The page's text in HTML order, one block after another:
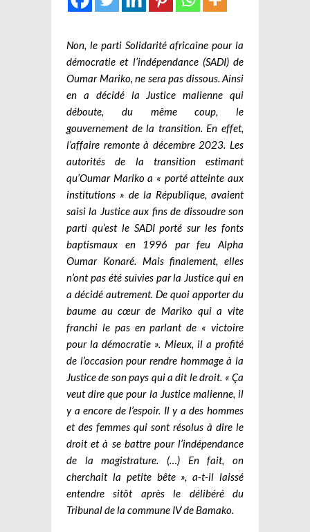
Non, le parti Solidarité africaine pour la
démocratie et l’indépendance (SADI) de
Oumar Mariko, ne sera pas dissous. Ainsi
en a décidé la Justice malienne qui
déboute, du même coup, le
gouvernement de la transition. En effet,
l’affaire remonte à décembre 2023. Les
autorités de la transition estimant
qu’Oumar Mariko a « porté atteinte aux
institutions » de la République, avaient
saisi la Justice aux fins de dissoudre son
parti qu’est le SADI porté sur les fonts
baptismaux en 1996 par feu Alpha
Oumar Konaré. Mais finalement, elles
n’ont pas été suivies par la Justice qui en
a décidé autrement. De quoi apporter du
baume au cœur de Mariko qui a vite
franchi le pas en parlant de « victoire
pour la démocratie ». Mieux, il a profité
de l’occasion pour rendre hommage à la
Justice de son pays qui a dit le droit. « Ça
veut dire que pour la Justice malienne, il
y a encore de l’espoir. Il y a des hommes
et des femmes qui sont résolus à dire le
droit et à se battre pour l’indépendance
de la magistrature. (…) En fait, on
cherchait la petite bête », a-t-il laissé
entendre sitôt après le délibéré du
Tribunal de la commune IV de Bamako.